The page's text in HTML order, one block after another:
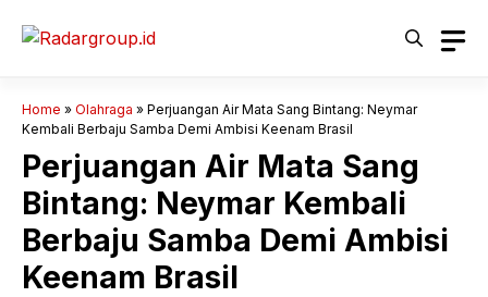
Home » Olahraga » Perjuangan Air Mata Sang Bintang: Neymar
Kembali Berbaju Samba Demi Ambisi Keenam Brasil
Perjuangan Air Mata Sang
Bintang: Neymar Kembali
Berbaju Samba Demi Ambisi
Keenam Brasil